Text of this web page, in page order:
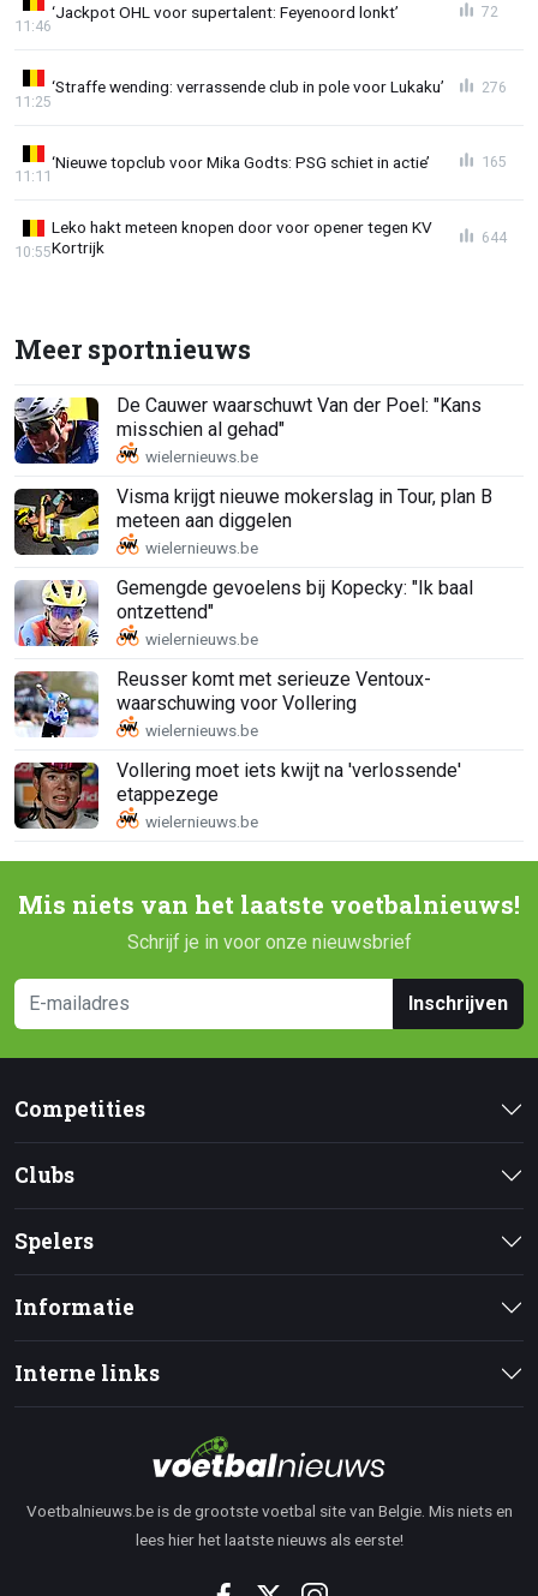
‘Jackpot OHL voor supertalent: Feyenoord lonkt’
11:46
72
‘Straffe wending: verrassende club in pole voor Lukaku’
11:25
276
‘Nieuwe topclub voor Mika Godts: PSG schiet in actie’
11:11
165
Leko hakt meteen knopen door voor opener tegen KV
Kortrijk
10:55
644
Meer sportnieuws
De Cauwer waarschuwt Van der Poel: "Kans
misschien al gehad"
Visma krijgt nieuwe mokerslag in Tour, plan B
meteen aan diggelen
Gemengde gevoelens bij Kopecky: "Ik baal
ontzettend"
Reusser komt met serieuze Ventoux-
waarschuwing voor Vollering
Vollering moet iets kwijt na 'verlossende'
etappezege
Mis niets van het laatste voetbalnieuws!
Schrijf je in voor onze nieuwsbrief
Inschrijven
Competities
Clubs
Spelers
Informatie
Interne links
Voetbalnieuws.be is de grootste voetbal site van Belgie. Mis niets en
lees hier het laatste nieuws als eerste!